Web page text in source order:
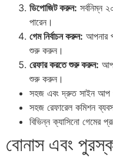
ডিপোজিট করুন: সর্বনিম্ন
পারেন।
গেম নির্বাচন করুন: আপনার
শুরু করুন।
রেফার করতে শুরু করুন:
শুরু করুন।
সহজ এবং দ্রুত সাইন আপ
সহজ রেফারেল কমিশন
বিভিন্ন ক্যাসিনো গেমের
বোনাস এবং